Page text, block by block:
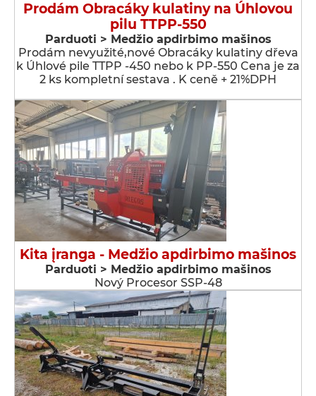
Prodám Obracáky kulatiny na Úhlovou
pilu TTPP-550
Parduoti > Medžio apdirbimo mašinos
Prodám nevyužité,nové Obracáky kulatiny dřeva
k Úhlové pile TTPP -450 nebo k PP-550 Cena je za
2 ks kompletní sestava . K ceně + 21%DPH
Kita įranga - Medžio apdirbimo mašinos
Parduoti > Medžio apdirbimo mašinos
Nový Procesor SSP-48